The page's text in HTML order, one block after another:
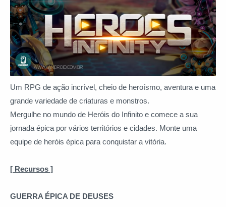
Um RPG de ação incrível, cheio de heroísmo, aventura e uma
grande variedade de criaturas e monstros.
Mergulhe no mundo de Heróis do Infinito e comece a sua
jornada épica por vários territórios e cidades. Monte uma
equipe de heróis épica para conquistar a vitória.
[ Recursos ]
GUERRA ÉPICA DE DEUSES